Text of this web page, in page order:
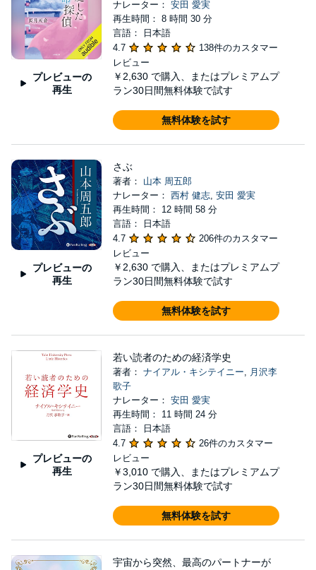
プレビューの
再生
ナレーター： 安田 愛実
再生時間： 8 時間 30 分
言語： 日本語
4.7
138件のカスタマー
レビュー
￥2,630 で購入、またはプレミアムプ
ラン30日間無料体験で試す
無料体験を試す
プレビューの
再生
さぶ
著者： 山本 周五郎
ナレーター： 西村 健志, 安田 愛実
再生時間： 12 時間 58 分
言語： 日本語
4.7
206件のカスタマー
レビュー
￥2,630 で購入、またはプレミアムプ
ラン30日間無料体験で試す
無料体験を試す
プレビューの
再生
若い読者のための経済学史
著者： ナイアル・キシテイニー, 月沢李
歌子
ナレーター： 安田 愛実
再生時間： 11 時間 24 分
言語： 日本語
4.7
26件のカスタマー
レビュー
￥3,010 で購入、またはプレミアムプ
ラン30日間無料体験で試す
無料体験を試す
宇宙から突然、最高のパートナーが